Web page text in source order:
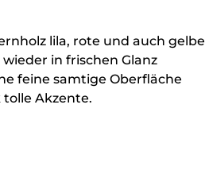
lila, rote und auch gelbe
in frischen Glanz
feine samtige Oberfläche
Akzente.